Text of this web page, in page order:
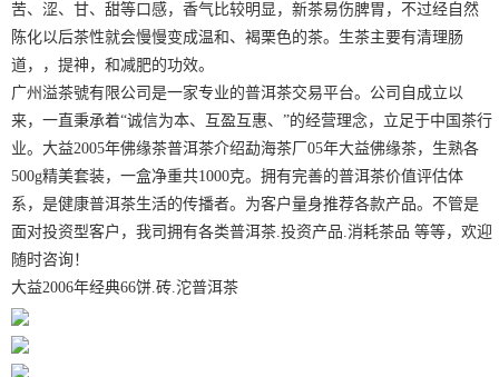
苦、涩、甘、甜等口感，香气比较明显，新茶易伤脾胃，不过经自然
陈化以后茶性就会慢慢变成温和、褐栗色的茶。生茶主要有清理肠
道，，提神，和减肥的功效。
广州溢茶號有限公司是一家专业的普洱茶交易平台。公司自成立以
来，一直秉承着“诚信为本、互盈互惠、”的经营理念，立足于中国茶行
业。大益2005年佛缘茶普洱茶介绍勐海茶厂05年大益佛缘茶，生熟各
500g精美套装，一盒净重共1000克。拥有完善的普洱茶价值评估体
系，是健康普洱茶生活的传播者。为客户量身推荐各款产品。不管是
面对投资型客户，我司拥有各类普洱茶.投资产品.消耗茶品 等等，欢迎
随时咨询！
大益2006年经典66饼.砖.沱普洱茶